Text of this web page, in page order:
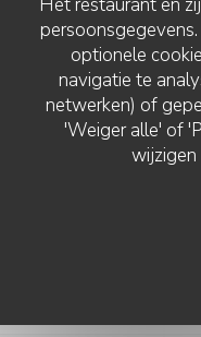
optionele
navigatie te
netwerken) of
'Weiger alle' of
nos enfants pour leur
comme la présentation.
un excellent moment
2
dans un décor